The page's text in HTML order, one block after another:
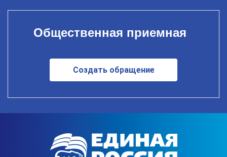
Общественная приемная
Создать обращение